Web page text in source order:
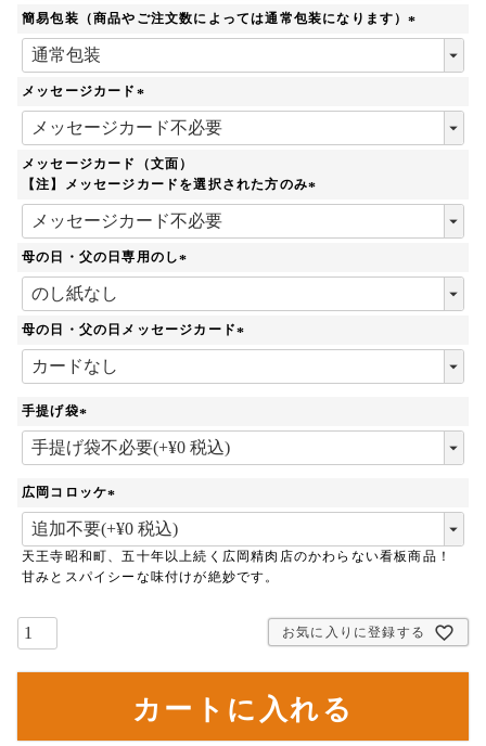
簡易包装（商品やご注文数によっては通常包装になります）
メッセージカード
須
)
メッセージカード（文面）
【注】メッセージカードを選択された方のみ
母の日・父の日専用のし
須
母の日・父の日メッセージカード
手提げ袋
(
必
)
広岡コロッケ
必
須
)
天王寺昭和町、五十年以上続く広岡精肉店のかわらない看板商品！
甘みとスパイシーな味付けが絶妙です。
お気に入りに登録する
カートに入れる